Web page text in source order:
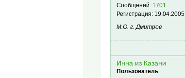
Сообщений: 1701
Регистрация: 19.04.2005
М.О. г. Дмитров
Инна из Казани
Пользователь